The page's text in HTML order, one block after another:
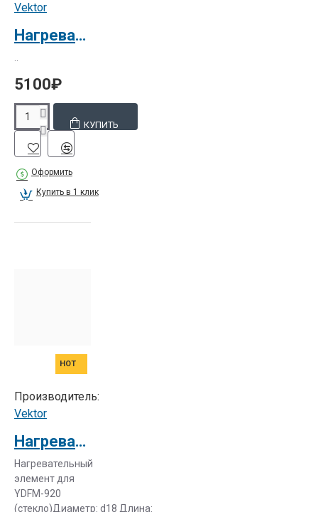
Vektor
Нагревательный элемент для Peach 230S
5100₽
КУПИТЬ
Оформить
Купить в 1 клик
HOT
Производитель:
Vektor
Нагревательный элемент для YDFM-920 (стекло)
Нагревательный
элемент для
YDFM-920
(стекло)Диаметр: d18 Длина: